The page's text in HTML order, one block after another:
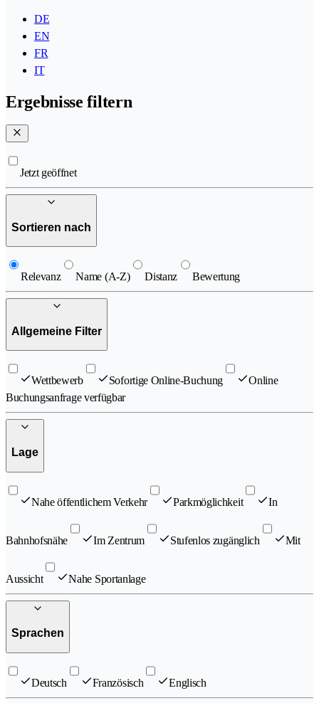
DE
EN
FR
IT
Ergebnisse filtern
Jetzt geöffnet
Sortieren nach
Relevanz Name (A-Z) Distanz Bewertung
Allgemeine Filter
Wettbewerb Sofortige Online-Buchung
Online
Buchungsanfrage verfügbar
Lage
Nahe öffentlichem Verkehr Parkmöglichkeit In
Bahnhofsnähe Im Zentrum Stufenlos zugänglich Mit
Aussicht Nahe Sportanlage
Sprachen
Deutsch Französisch Englisch